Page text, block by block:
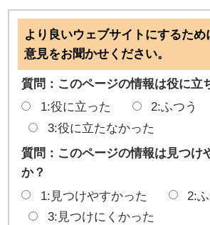
より良いウェブサイトにするた
意見をお聞かせください。
質問：このページの情報は役に立
1:役に立った
2:ふつう
3:役に立たなかった
質問：このページの情報は見つけ
か？
1:見つけやすかった
2:
3:見つけにくかった